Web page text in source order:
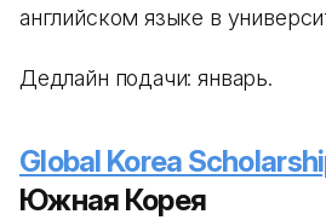
английском языке в
Дедлайн подачи: январь.
Global Korea
Южная Корея